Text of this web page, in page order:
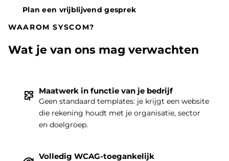
|
Plan een vrijblijvend gesprek
WAAROM SYSCOM?
Wat je van ons mag verwachten
Maatwerk in functie van je bedrijf
Geen standaard templates: je krijgt een website
die rekening houdt met je organisatie, sector
en doelgroep.
Volledig WCAG-toegankelijk